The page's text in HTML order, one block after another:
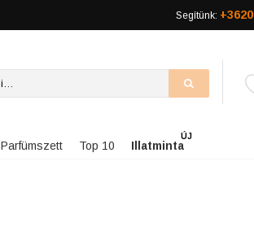
Segítünk:
Parfümszett Top 10 Illatminta
ÚJ